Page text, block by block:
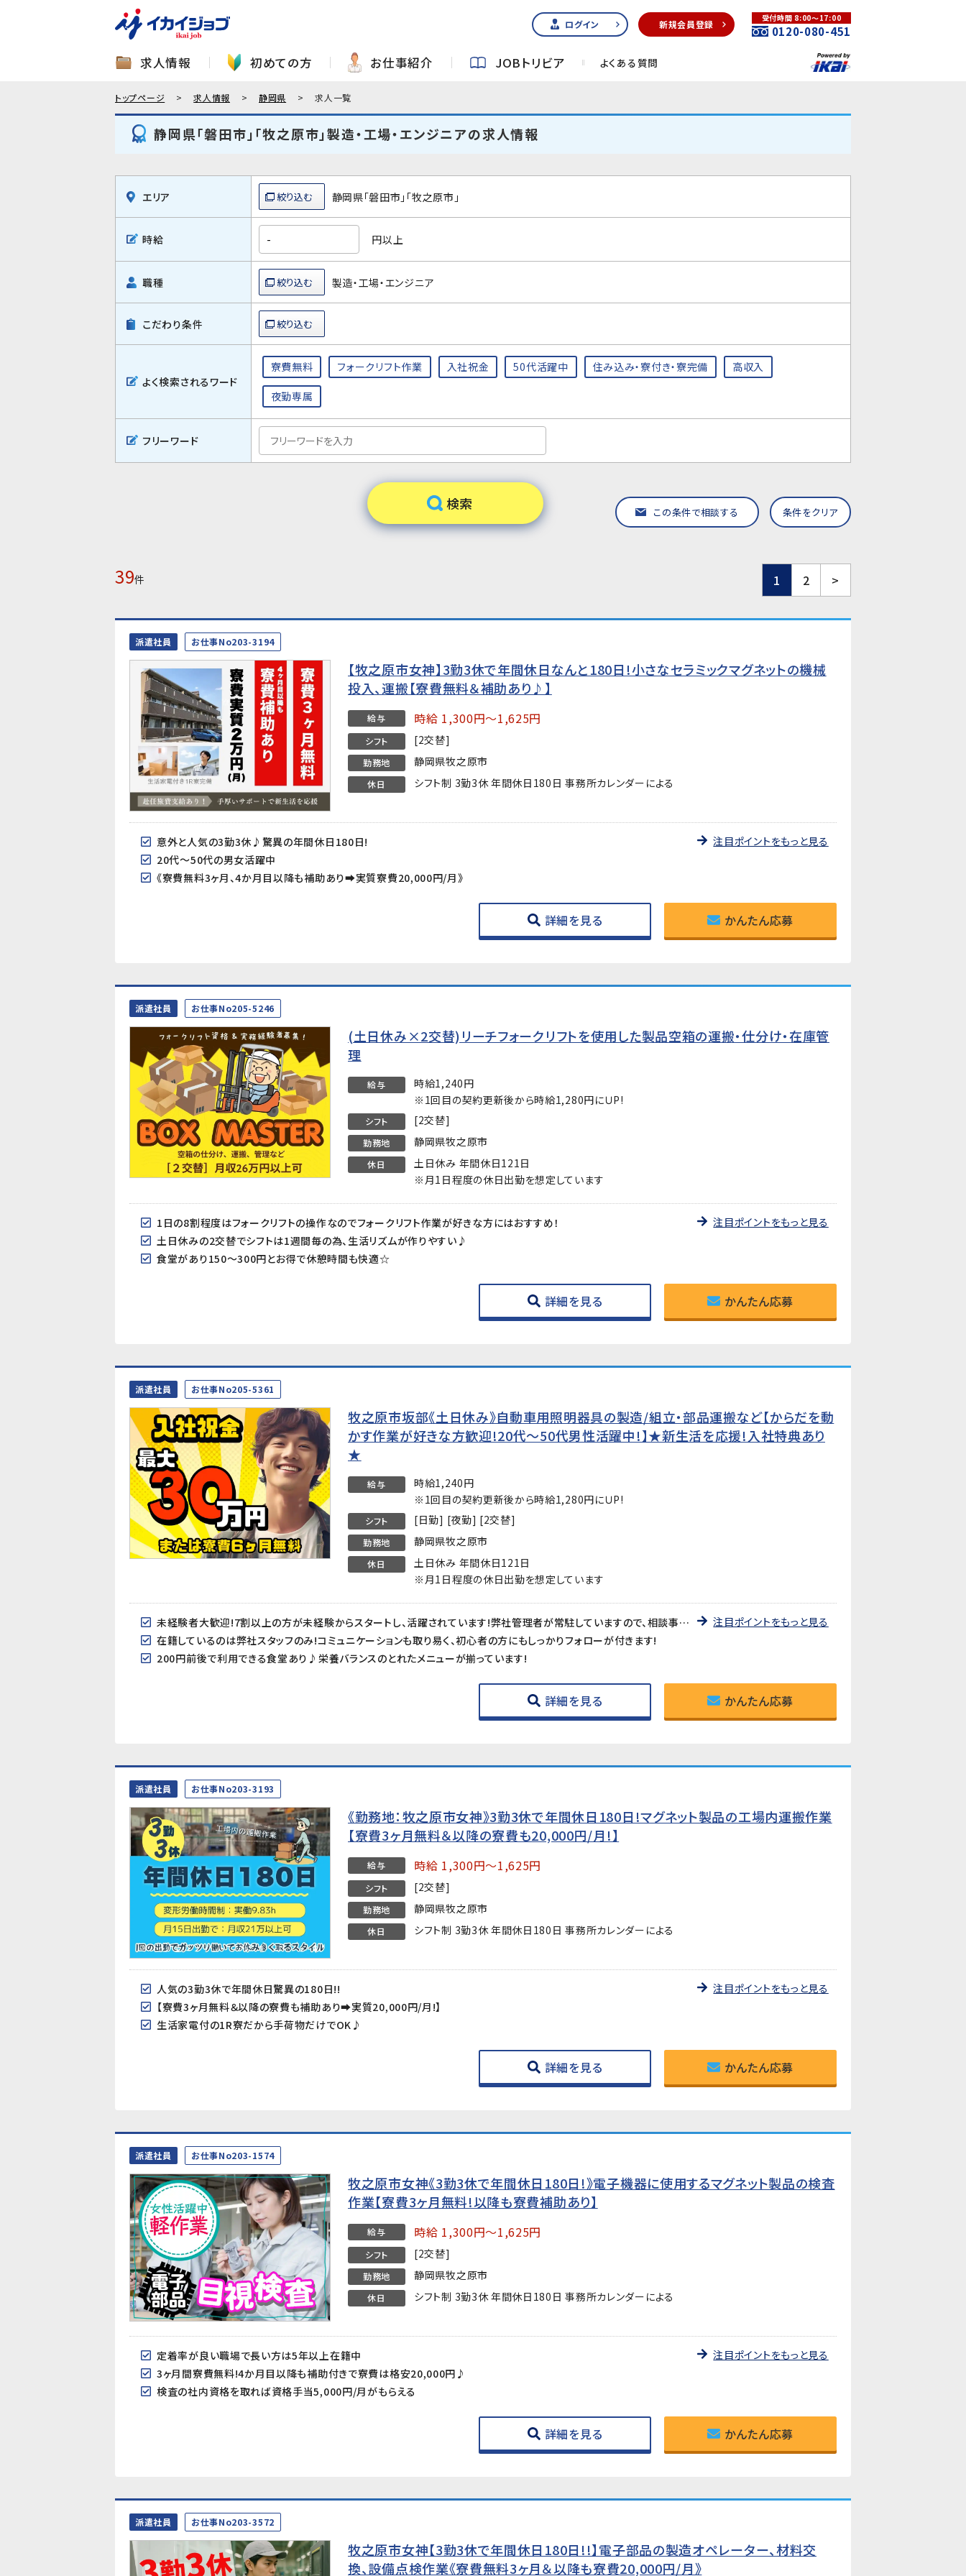
ログイン 新規会員登録
受付時間 8:00～17:00
0120-080-451
求人情報 初めての方 お仕事紹介 JOBトリビア よくある質問
トップページ 求人情報 静岡県 求人一覧
静岡県「磐田市」「牧之原市」製造・工場・エンジニアの求人情報
エリア 静岡県「磐田市」「牧之原市」
時給 円以上
職種 製造・工場・エンジニア
こだわり条件
よく検索されるワード
寮費無料 フォークリフト作業 入社祝金 50代活躍中 住み込み・寮付き・寮完備 高収入
夜勤専属
フリーワード
この条件で相談する 条件をクリア
39件 1 2 >
派遣社員 お仕事No203-3194
【牧之原市女神】3勤3休で年間休日なんと180日!小さなセラミックマグネットの機械
投入、運搬【寮費無料＆補助あり♪】
給与 時給 1,300円～1,625円
シフト [2交替]
勤務地 静岡県牧之原市
休日 シフト制 3勤3休 年間休日180日 事務所カレンダーによる
意外と人気の3勤3休♪驚異の年間休日180日!
20代～50代の男女活躍中
《寮費無料3ヶ月、4か月目以降も補助あり➡実質寮費20,000円/月》
注目ポイントをもっと見る
詳細を見る かんたん応募
派遣社員 お仕事No205-5246
(土日休み×2交替)リーチフォークリフトを使用した製品空箱の運搬・仕分け・在庫管
理
給与
時給1,240円
※1回目の契約更新後から時給1,280円にＵP!
シフト [2交替]
勤務地 静岡県牧之原市
休日
土日休み 年間休日121日
※月1日程度の休日出勤を想定しています
1日の8割程度はフォークリフトの操作なのでフォークリフト作業が好きな方にはおすすめ！
土日休みの2交替でシフトは1週間毎の為、生活リズムが作りやすい♪
食堂があり150～300円とお得で休憩時間も快適☆
注目ポイントをもっと見る
詳細を見る かんたん応募
派遣社員 お仕事No205-5361
牧之原市坂部《土日休み》自動車用照明器具の製造/組立・部品運搬など【からだを動
かす作業が好きな方歓迎!20代～50代男性活躍中!】★新生活を応援!入社特典あり
★
給与
時給1,240円
※1回目の契約更新後から時給1,280円にＵP!
シフト [日勤] [夜勤] [2交替]
勤務地 静岡県牧之原市
休日
土日休み 年間休日121日
※月1日程度の休日出勤を想定しています
未経験者大歓迎!7割以上の方が未経験からスタートし、活躍されています!弊社管理者が常駐していますので、相談事などもし易い環境です
在籍しているのは弊社スタッフのみ!コミュニケーションも取り易く、初心者の方にもしっかりフォローが付きます!
200円前後で利用できる食堂あり♪栄養バランスのとれたメニューが揃っています!
注目ポイントをもっと見る
詳細を見る かんたん応募
派遣社員 お仕事No203-3193
《勤務地：牧之原市女神》3勤3休で年間休日180日!マグネット製品の工場内運搬作業
【寮費3ヶ月無料＆以降の寮費も20,000円/月!】
給与 時給 1,300円～1,625円
シフト [2交替]
勤務地 静岡県牧之原市
休日 シフト制 3勤3休 年間休日180日 事務所カレンダーによる
人気の3勤3休で年間休日驚異の180日!!
【寮費3ヶ月無料＆以降の寮費も補助あり➡実質20,000円/月!】
生活家電付の1R寮だから手荷物だけでOK♪
注目ポイントをもっと見る
詳細を見る かんたん応募
派遣社員 お仕事No203-1574
牧之原市女神《3勤3休で年間休日180日!》電子機器に使用するマグネット製品の検査
作業【寮費3ヶ月無料!以降も寮費補助あり】
給与 時給 1,300円～1,625円
シフト [2交替]
勤務地 静岡県牧之原市
休日 シフト制 3勤3休 年間休日180日 事務所カレンダーによる
定着率が良い職場で長い方は5年以上在籍中
3ヶ月間寮費無料!4か月目以降も補助付きで寮費は格安20,000円♪
検査の社内資格を取れば資格手当5,000円/月がもらえる
注目ポイントをもっと見る
詳細を見る かんたん応募
派遣社員 お仕事No203-3572
牧之原市女神【3勤3休で年間休日180日!!】電子部品の製造オペレーター、材料交
換、設備点検作業《寮費無料3ヶ月＆以降も寮費20,000円/月》